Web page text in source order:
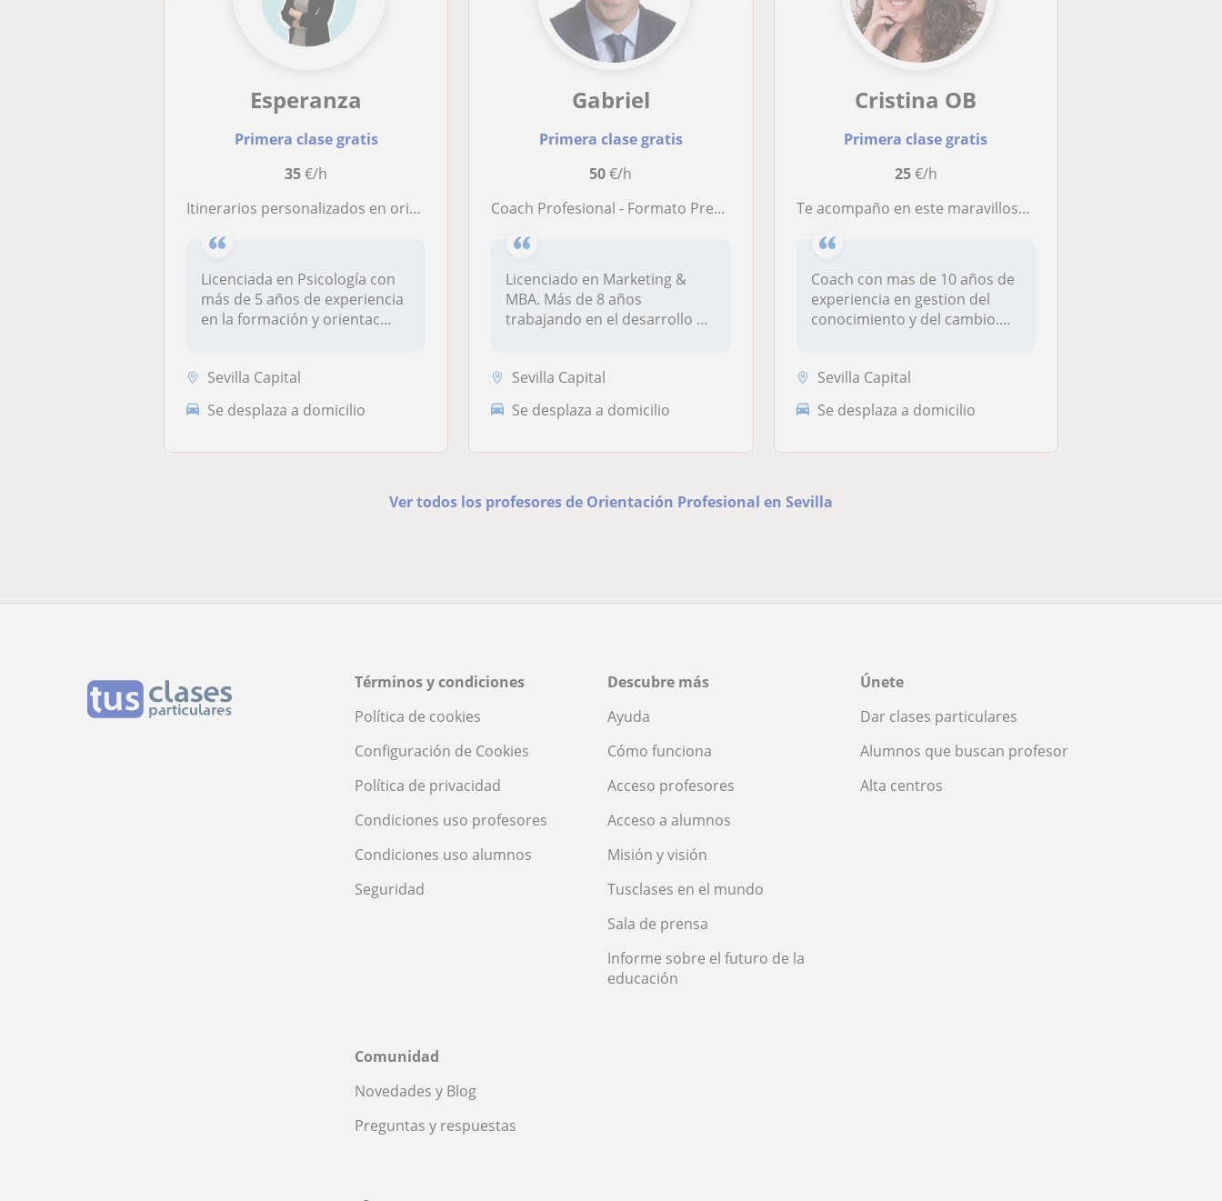
Esperanza
Primera clase gratis
35€/h
Itinerarios personalizados en orientación laboral y académica online
Licenciada en Psicología con
más de 5 años de experiencia
en la formación y orientac...
Sevilla Capital
Se desplaza a domicilio
Gabriel
Primera clase gratis
50€/h
Coach Profesional - Formato Presencial y On line
Licenciado en Marketing &
MBA. Más de 8 años
trabajando en el desarrollo de
Sevilla Capital
Se desplaza a domicilio
Cristina OB
Primera clase gratis
25€/h
Te acompaño en este maravilloso viaje para sacar todo tu potencial con herramientas y coaching para disfrutar del camino
Coach con mas de 10 años de
experiencia en gestion del
conocimiento y del cambio.
Sevilla Capital
Se desplaza a domicilio
Ver todos los profesores de Orientación Profesional en Sevilla
Términos y condiciones
Política de cookies
Configuración de Cookies
Política de privacidad
Condiciones uso profesores
Condiciones uso alumnos
Seguridad
Descubre más
Ayuda
Cómo funciona
Acceso profesores
Acceso a alumnos
Misión y visión
Tusclases en el mundo
Sala de prensa
Informe sobre el futuro de la
educación
Únete
Dar clases particulares
Alumnos que buscan profesor
Alta centros
Comunidad
Novedades y Blog
Preguntas y respuestas